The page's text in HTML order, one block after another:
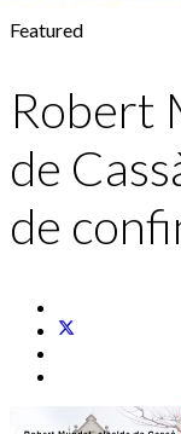
Featured
Robert
de
de